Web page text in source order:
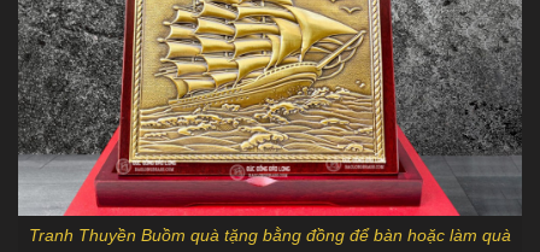
Tranh Thuyền Buồm quà tặng bằng đồng để bàn hoặc làm quà